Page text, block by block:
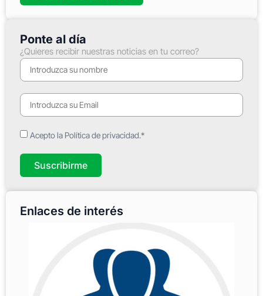
Ponte al día
¿Quieres recibir nuestras noticias en tu correo?
Acepto la Política de privacidad.*
Suscribirme
Enlaces de interés